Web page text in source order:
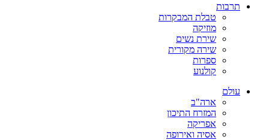
תרבות
טבלת המבקרות
מוזיקה
שירת נשים
שירה מקורית
ספרות
קולנוע
עולם
ארה"ב
המזרח התיכון
אפריקה
אסיה ואירופה